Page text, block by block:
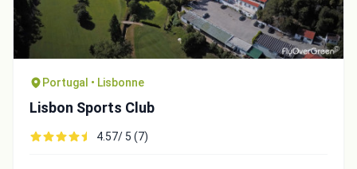
Portugal • Lisbonne
Lisbon Sports Club
4.57/ 5 (7)